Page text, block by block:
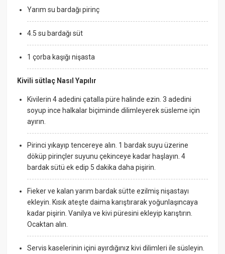
Yarım su bardağı pirinç
4.5 su bardağı süt
1 çorba kaşığı nişasta
Kivili sütlaç Nasıl Yapılır
Kivilerin 4 adedini çatalla püre halinde ezin. 3 adedini
soyup ince halkalar biçiminde dilimleyerek süsleme için
ayırın.
Pirinci yıkayıp tencereye alın. 1 bardak suyu üzerine
döküp pirinçler suyunu çekinceye kadar haşlayın. 4
bardak sütü ek edip 5 dakika daha pişirin.
Fieker ve kalan yarım bardak sütte ezilmiş nişastayı
ekleyin. Kısık ateşte daima karıştırarak yoğunlaşıncaya
kadar pişirin. Vanilya ve kivi püresini ekleyip karıştırın.
Ocaktan alın.
Servis kaselerinin içini ayırdığınız kivi dilimleri ile süsleyin.